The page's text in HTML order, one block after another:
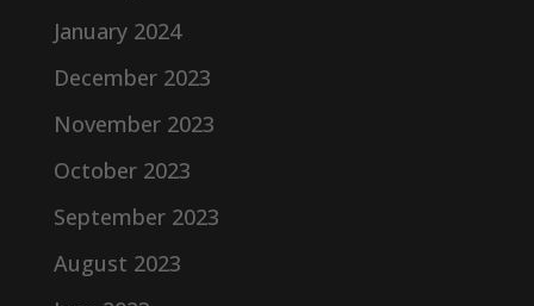
January 2024
December 2023
November 2023
October 2023
September 2023
August 2023